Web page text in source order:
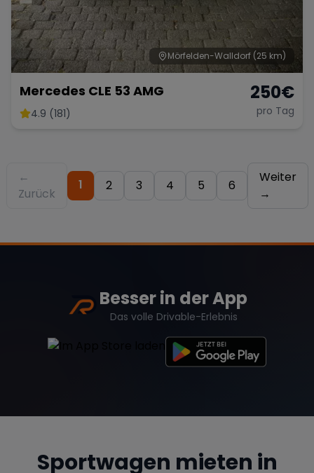
Mörfelden-Walldorf (25 km)
Mercedes CLE 53 AMG
4.9 (181)
250€
pro Tag
←
Zurück
1 2 3 4 5 6
Weiter
→
Besser in der App
Das volle Drivable-Erlebnis
Sportwagen mieten in